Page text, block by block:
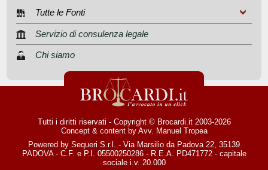
Tutte le Fonti
Servizio di consulenza legale
Chi siamo
Tutti i diritti riservati - Copyright © Brocardi.it 2003-2026
Concept & content by Avv. Manuel Tropea
Powered by Sequeri S.r.l. - Via Marsilio da Padova 22, 35139
PADOVA - C.F. e P.I. 05500250286 - R.E.A. PD471772 - capitale
sociale i.v. 20.000